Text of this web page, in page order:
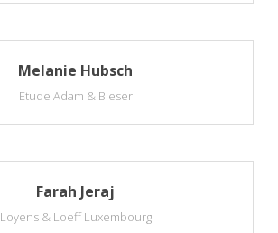
Melanie Hubsch
Etude Adam & Bleser
Farah Jeraj
Loyens & Loeff Luxembourg